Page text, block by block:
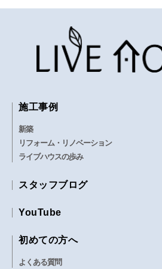
施工事例
新築
リフォーム・リノベーション
ライブハウスの歩み
スタッフブログ
YouTube
初めての方へ
よくある質問